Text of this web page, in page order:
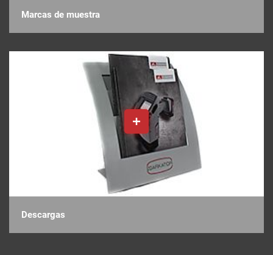
Marcas de muestra
Descargas